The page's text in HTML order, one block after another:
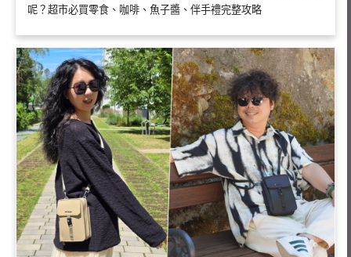
呢？超市必買零食、咖啡、魚子醬、伴手禮完整攻略